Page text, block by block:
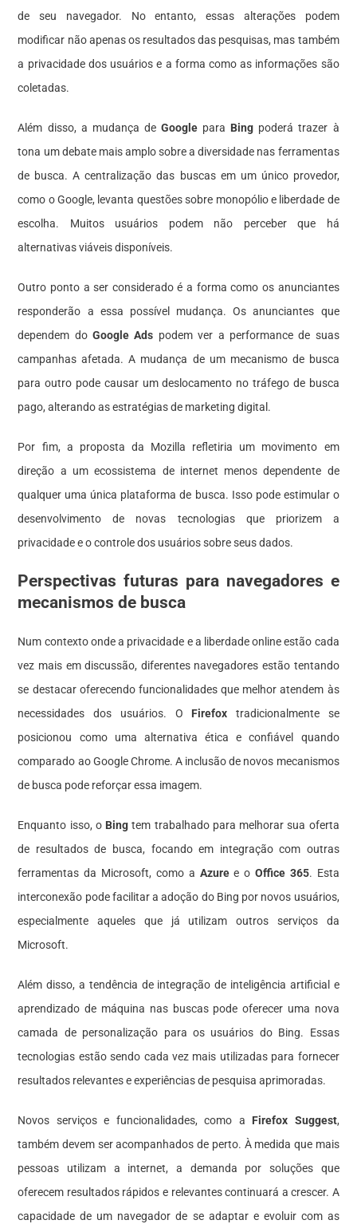
de seu navegador. No entanto, essas alterações podem
modificar não apenas os resultados das pesquisas, mas também
a privacidade dos usuários e a forma como as informações são
coletadas.
Além disso, a mudança de Google para Bing poderá trazer à
tona um debate mais amplo sobre a diversidade nas ferramentas
de busca. A centralização das buscas em um único provedor,
como o Google, levanta questões sobre monopólio e liberdade de
escolha. Muitos usuários podem não perceber que há
alternativas viáveis disponíveis.
Outro ponto a ser considerado é a forma como os anunciantes
responderão a essa possível mudança. Os anunciantes que
dependem doGoogle Ads podem ver a performance de suas
campanhas afetada. A mudança de um mecanismo de busca
para outro pode causar um deslocamento no tráfego de busca
pago, alterando as estratégias de marketing digital.
Por fim, a proposta da Mozilla refletiria um movimento em
direção a um ecossistema de internet menos dependente de
qualquer uma única plataforma de busca. Isso pode estimular o
desenvolvimento de novas tecnologias que priorizem a
privacidade e o controle dos usuários sobre seus dados.
Perspectivas futuras para navegadores e
mecanismos de busca
Num contexto onde a privacidade e a liberdade online estão cada
vez mais em discussão, diferentes navegadores estão tentando
se destacar oferecendo funcionalidades que melhor atendem às
necessidades dos usuários. O Firefox tradicionalmente se
posicionou como uma alternativa ética e confiável quando
comparado ao Google Chrome. A inclusão de novos mecanismos
de busca pode reforçar essa imagem.
Enquanto isso, o Bing tem trabalhado para melhorar sua oferta
de resultados de busca, focando em integração com outras
ferramentas da Microsoft, como a Azuree o Office 365. Esta
interconexão pode facilitar a adoção do Bing por novos usuários,
especialmente aqueles que já utilizam outros serviços da
Microsoft.
Além disso, a tendência de integração de inteligência artificial e
aprendizado de máquina nas buscas pode oferecer uma nova
camada de personalização para os usuários do Bing. Essas
tecnologias estão sendo cada vez mais utilizadas para fornecer
resultados relevantes e experiências de pesquisa aprimoradas.
Novos serviços e funcionalidades, como a Firefox Suggest,
também devem ser acompanhados de perto. À medida que mais
pessoas utilizam a internet, a demanda por soluções que
oferecem resultados rápidos e relevantes continuará a crescer. A
capacidade de um navegador de se adaptar e evoluir com as